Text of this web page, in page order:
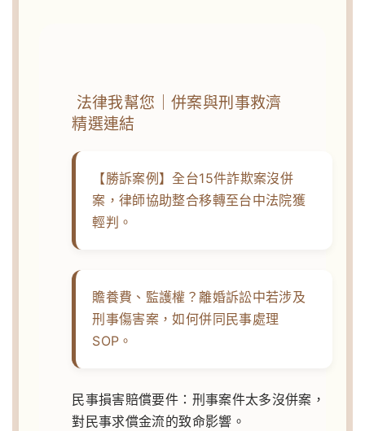
法律我幫您｜併案與刑事救濟
精選連結
【勝訴案例】全台15件詐欺案沒併
案，律師協助整合移轉至台中法院獲
輕判。
贍養費、監護權？離婚訴訟中若涉及
刑事傷害案，如何併同民事處理
SOP。
民事損害賠償要件：刑事案件太多沒併案，
對民事求償金流的致命影響。